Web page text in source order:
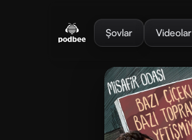
Şovlar Videolar